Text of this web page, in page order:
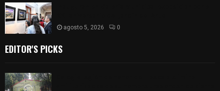
agosto 5, 2026 0
EDITOR'S PICKS